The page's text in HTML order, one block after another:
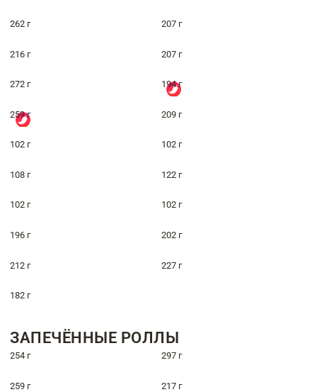
262 г 207 г
216 г 207 г
272 г 194 г
259 г 209 г
102 г 102 г
108 г 122 г
102 г 102 г
196 г 202 г
212 г 227 г
182 г
ЗАПЕЧЁННЫЕ РОЛЛЫ
254 г 297 г
259 г 217 г